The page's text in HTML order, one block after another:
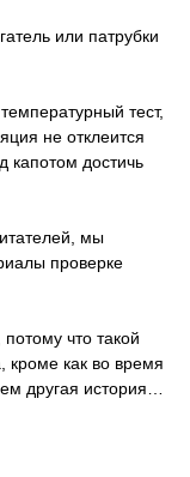
или патрубки
тест,
не отклеится
капотом достичь
мы
проверке
что такой
кроме как во время
другая история…